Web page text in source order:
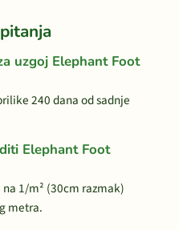
uzgoj Elephant Foot
240 dana od sadnje
Elephant Foot
1/m² (30cm razmak)
metra.